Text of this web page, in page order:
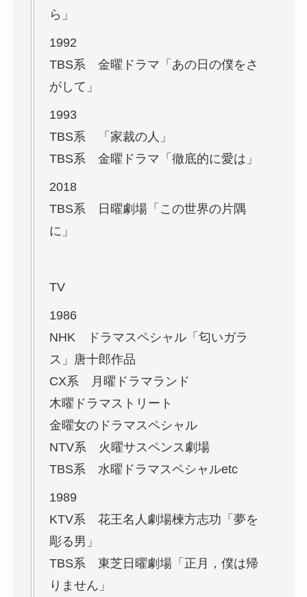
ら」
1992
TBS系 金曜ドラマ「あの日の僕をさ
がして」
1993
TBS系 「家裁の人」
TBS系 金曜ドラマ「徹底的に愛は」
2018
TBS系 日曜劇場「この世界の片隅
に」
TV
1986
NHK ドラマスペシャル「匂いガラ
ス」唐十郎作品
CX系 月曜ドラマランド
木曜ドラマストリート
金曜女のドラマスペシャル
NTV系 火曜サスペンス劇場
TBS系 水曜ドラマスペシャルetc
1989
KTV系 花王名人劇場楝方志功「夢を
彫る男」
TBS系 東芝日曜劇場「正月，僕は帰
りません」